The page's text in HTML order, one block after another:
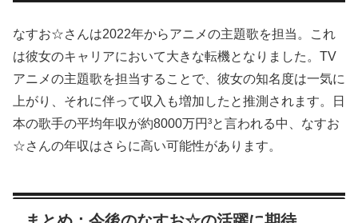
なすお☆さんは2022年からアニメの主題歌を担当。これ
は彼女のキャリアにおいて大きな転機となりました。TV
アニメの主題歌を担当することで、彼女の知名度は一気に
上がり、それに伴って収入も増加したと推測されます。日
本の歌手の平均年収が約8000万円³と言われる中、なすお
☆さんの年収はさらに高い可能性があります。